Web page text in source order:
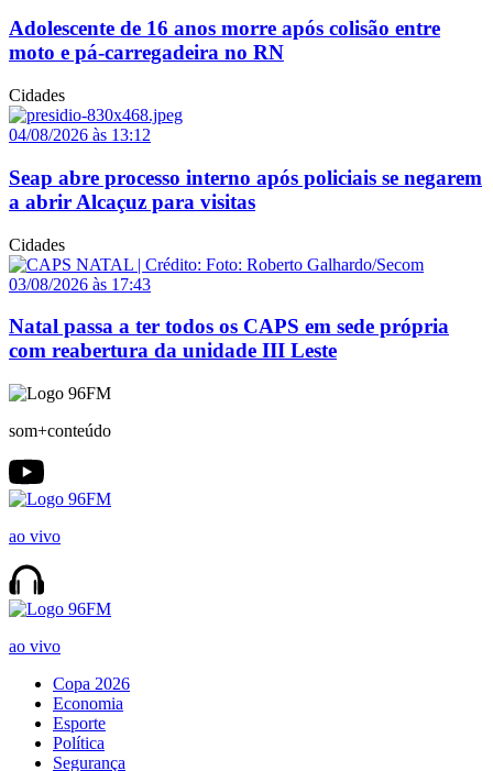
Adolescente de 16 anos morre após colisão entre
moto e pá-carregadeira no RN
Cidades
04/08/2026 às 13:12
Seap abre processo interno após policiais se negarem
a abrir Alcaçuz para visitas
Cidades
03/08/2026 às 17:43
Natal passa a ter todos os CAPS em sede própria
com reabertura da unidade III Leste
som+conteúdo
ao vivo
ao vivo
Copa 2026
Economia
Esporte
Política
Segurança